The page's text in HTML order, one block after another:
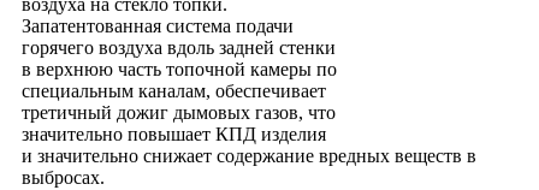
воздуха на стекло топки.
Запатентованная система подачи
горячего воздуха вдоль задней стенки
в верхнюю часть топочной камеры по
специальным каналам, обеспечивает
третичный дожиг дымовых газов, что
значительно повышает КПД изделия
и значительно снижает содержание вредных веществ в
выбросах.